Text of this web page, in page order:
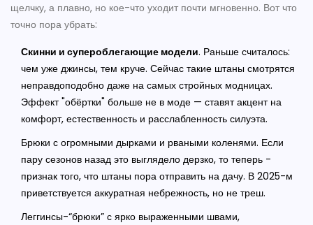
щелчку, а плавно, но кое-что уходит почти мгновенно. Вот что
точно пора убрать:
Скинни и супероблегающие модели. Раньше считалось:
чем уже джинсы, тем круче. Сейчас такие штаны смотрятся
неправдоподобно даже на самых стройных модницах.
Эффект "обёртки" больше не в моде — ставят акцент на
комфорт, естественность и расслабленность силуэта.
Брюки с огромными дырками и рваными коленями. Если
пару сезонов назад это выглядело дерзко, то теперь -
признак того, что штаны пора отправить на дачу. В 2025-м
приветствуется аккуратная небрежность, но не треш.
Леггинсы-“брюки” с ярко выраженными швами,